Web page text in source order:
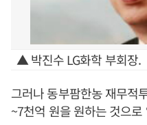
▲ 박진수 LG화학 부회장.
그러나 동부팜한농 재무적
~7천억 원을 원하는 것으로